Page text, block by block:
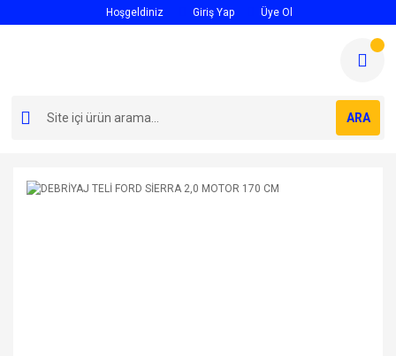
Hoşgeldiniz Giriş Yap Üye Ol
ARA